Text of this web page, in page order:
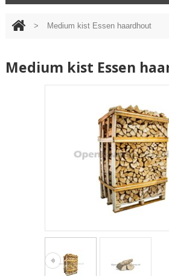
> Medium kist Essen haardhout
Medium kist Essen